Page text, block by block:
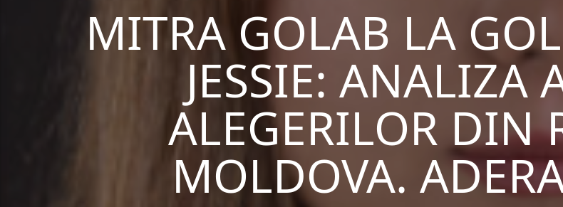
MITRA GOLAB LA
JESSIE: ANALIZA
ALEGERILOR DIN
MOLDOVA.